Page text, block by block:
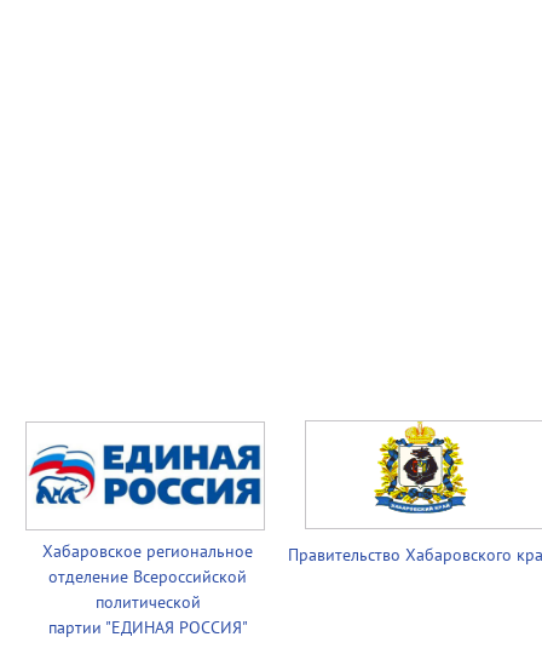
Хабаровское региональное
отделение Всероссийской
политической
партии "ЕДИНАЯ РОССИЯ"
Правительство Хабаровского